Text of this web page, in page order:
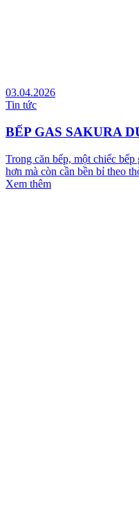
03.04.2026
Tin tức
BẾP GAS SAKURA
Trong căn bếp, một chiếc
hơn mà còn cần bền bỉ theo
Xem thêm